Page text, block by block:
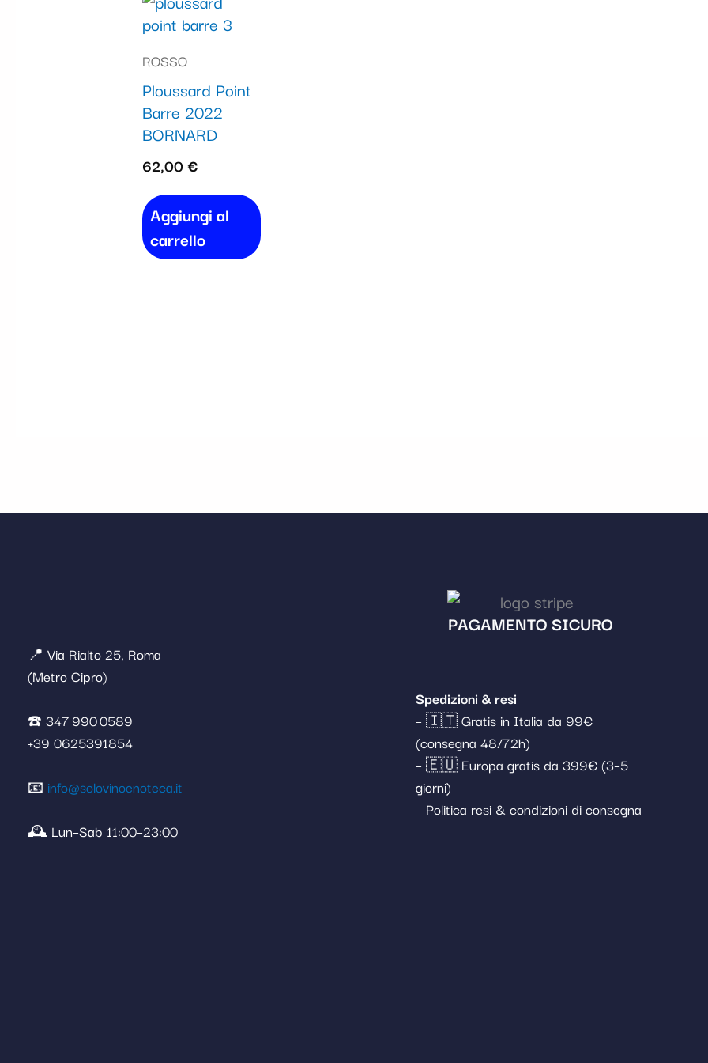
ROSSO
Ploussard Point
Barre 2022
BORNARD
62,00€
Aggiungi al
carrello
📍 Via Rialto 25, Roma
(Metro Cipro)
☎️ 347 990 0589
+39 0625391854
📧 info@solovinoenoteca.it
🕰️ Lun–Sab 11:00–23:00
PAGAMENTO SICURO
Spedizioni & resi
– 🇮🇹 Gratis in Italia da 99€
(consegna 48/72h)
– 🇪🇺 Europa gratis da 399€ (3–5
giorni)
– Politica resi & condizioni di consegna